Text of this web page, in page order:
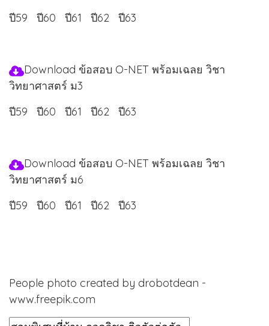
ปี59
ปี60 ปี61 ปี62 ปี63
Download ข้อสอบ O-NET พร้อมเฉลย วิชา
วิทยาศาสตร์ ม3
ปี59
ปี60 ปี61 ปี62 ปี63
Download ข้อสอบ O-NET พร้อมเฉลย วิชา
วิทยาศาสตร์ ม6
ปี59
ปี60 ปี61 ปี62 ปี63
People photo created by drobotdean -
www.freepik.com